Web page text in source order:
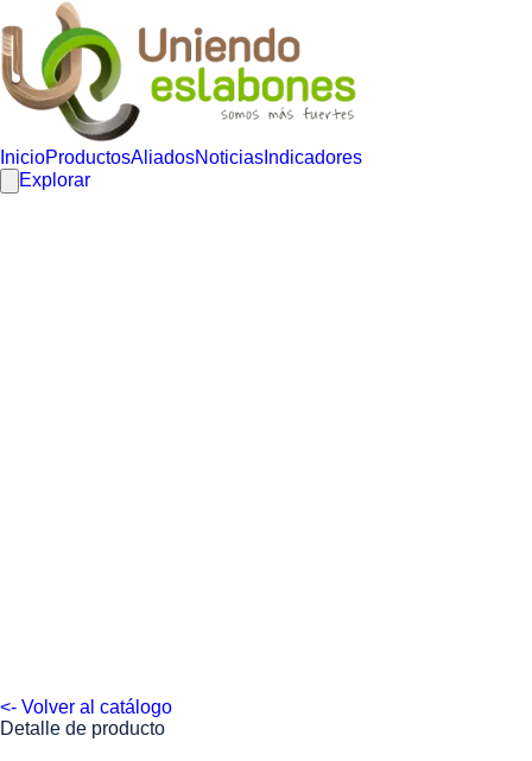
InicioProductosAliadosNoticias Indicadores
Explorar
<- Volver al catálogo
Detalle de producto